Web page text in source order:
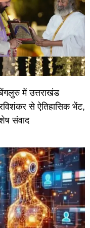
में उत्तराखंड
से ऐतिहासिक भेंट,
संवाद